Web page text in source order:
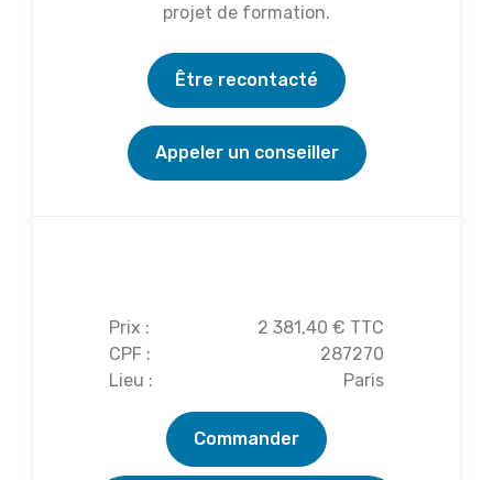
projet de formation.
Être recontacté
Appeler un conseiller
Prix :
2 381,40 € TTC
CPF :
287270
Lieu :
Paris
Commander